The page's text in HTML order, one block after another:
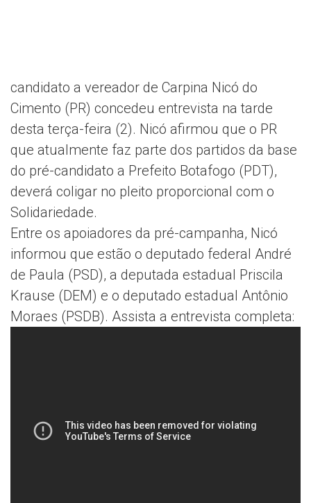
candidato a vereador de Carpina Nicó do
Cimento (PR) concedeu entrevista na tarde
desta terça-feira (2). Nicó afirmou que o PR
que atualmente faz parte dos partidos da base
do pré-candidato a Prefeito Botafogo (PDT),
deverá coligar no pleito proporcional com o
Solidariedade.
Entre os apoiadores da pré-campanha, Nicó
informou que estão o deputado federal André
de Paula (PSD), a deputada estadual Priscila
Krause (DEM) e o deputado estadual Antônio
Moraes (PSDB). Assista a entrevista completa: